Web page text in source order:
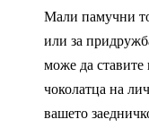
Мали памучни
или за
може да
чоколатца на
вашето